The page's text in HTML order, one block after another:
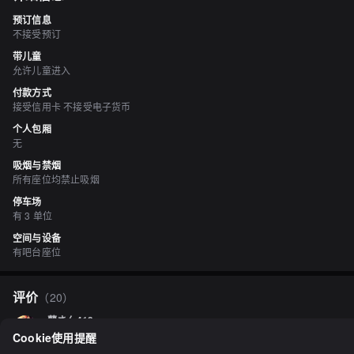
预订信息
不接受预订
带儿童
允许儿童进入
付款方式
接受信用卡 不接受电子货币
个人包厢
无
吸烟与禁烟
所有座位均禁止吸烟
停车场
有 3 单位
空间与设备
有吧台座位
评价（20）
蘭さん413
珍珠奶茶的热潮似乎已经过去了。时尚总是会过时的。不过，这家咖
Cookie使用提醒